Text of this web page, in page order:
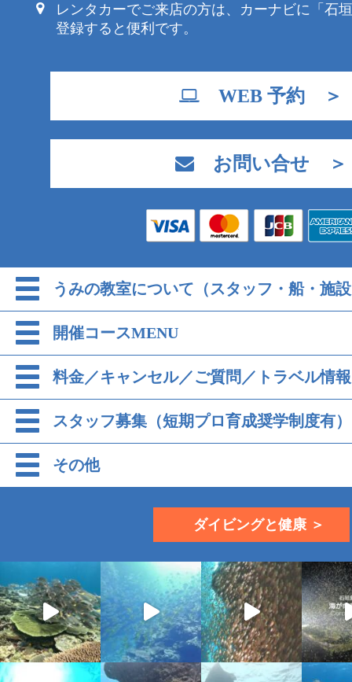
レンタカーでご来店の方は、カーナビに「石
登録すると便利です。
WEB 予約 ＞
お問い合せ ＞
うみの教室について（スタッフ・船・施
開催コースMENU
料金／キャンセル／ご質問／トラベル情報
スタッフ募集（短期プロ育成奨学制度有）
その他
ダイビングと健康 ＞